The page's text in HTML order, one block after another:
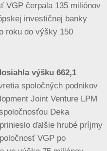
VGP čerpala 135 miliónov
investičnej banky
roku do výšky 150
výšku 662,1
spoločných podnikov
Joint Venture LPM
Deka
ďalšie hrubé príjmy
VGP po